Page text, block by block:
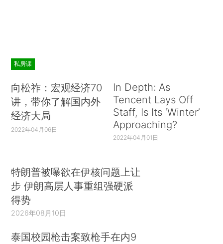
私房课
向松祚：宏观经济70
讲，带你了解国内外
经济大局
2022年04月06日
In Depth: As
Tencent Lays Off
Staff, Is Its ‘Winter’
Approaching?
2022年04月01日
特朗普被曝欲在伊核问题上让
步 伊朗高层人事重组强硬派
得势
2026年08月10日
泰国校园枪击案致枪手在内9